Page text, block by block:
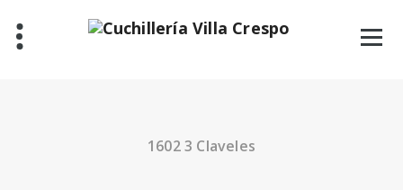
contenido
1602 3 Claveles